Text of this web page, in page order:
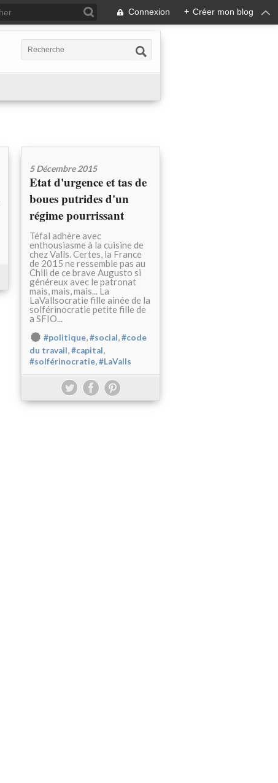
Connexion + Créer mon blog
5 Décembre 2015
Etat d'urgence et tas de
boues putrides d'un
régime pourrissant
Téfal adhère avec
enthousiasme à la cuisine de
chez Valls. Certes, la France
de 2015 ne ressemble pas au
Chili de ce brave Augusto si
généreux avec le patronat
mais, mais, mais... La
LaVallsocratie fille ainée de la
solférinocratie petite fille de
a SFIO...
#politique,#social,#code
du travail,#capital,
#solférinocratie,#LaValls